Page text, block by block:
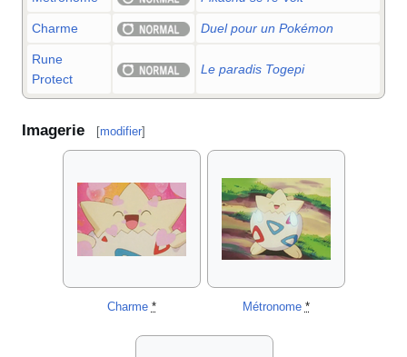
Charme Duel pour un Pokémon
Rune
Protect
Le paradis Togepi
Imagerie [modifier]
Charme * Métronome *